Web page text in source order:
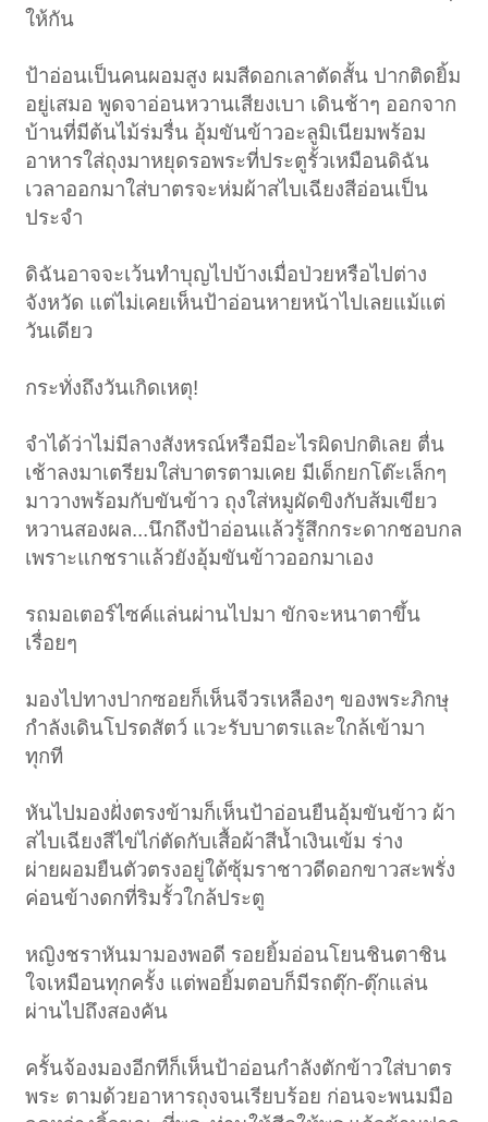
ให้กัน
ป้าอ่อนเป็นคนผอมสูง ผมสีดอกเลาตัดสั้น ปากติดยิ้ม
อยู่เสมอ พูดจาอ่อนหวานเสียงเบา เดินช้าๆ ออกจาก
บ้านที่มีต้นไม้ร่มรื่น อุ้มขันข้าวอะลูมิเนียมพร้อม
อาหารใส่ถุงมาหยุดรอพระที่ประตูรั้วเหมือนดิฉัน
เวลาออกมาใส่บาตรจะห่มผ้าสไบเฉียงสีอ่อนเป็น
ประจำ
ดิฉันอาจจะเว้นทำบุญไปบ้างเมื่อป่วยหรือไปต่าง
จังหวัด แต่ไม่เคยเห็นป้าอ่อนหายหน้าไปเลยแม้แต่
วันเดียว
กระทั่งถึงวันเกิดเหตุ!
จำได้ว่าไม่มีลางสังหรณ์หรือมีอะไรผิดปกติเลย ตื่น
เช้าลงมาเตรียมใส่บาตรตามเคย มีเด็กยกโต๊ะเล็กๆ
มาวางพร้อมกับขันข้าว ถุงใส่หมูผัดขิงกับส้มเขียว
หวานสองผล...นึกถึงป้าอ่อนแล้วรู้สึกกระดากชอบกล
เพราะแกชราแล้วยังอุ้มขันข้าวออกมาเอง
รถมอเตอร์ไซค์แล่นผ่านไปมา ขักจะหนาตาขึ้น
เรื่อยๆ
มองไปทางปากซอยก็เห็นจีวรเหลืองๆ ของพระภิกษุ
กำลังเดินโปรดสัตว์ แวะรับบาตรและใกล้เข้ามา
ทุกที
หันไปมองฝั่งตรงข้ามก็เห็นป้าอ่อนยืนอุ้มขันข้าว ผ้า
สไบเฉียงสีไข่ไก่ตัดกับเสื้อผ้าสีน้ำเงินเข้ม ร่าง
ผ่ายผอมยืนตัวตรงอยู่ใต้ซุ้มราชาวดีดอกขาวสะพรั่ง
ค่อนข้างดกที่ริมรั้วใกล้ประตู
หญิงชราหันมามองพอดี รอยยิ้มอ่อนโยนชินตาชิน
ใจเหมือนทุกครั้ง แต่พอยิ้มตอบก็มีรถตุ๊ก-ตุ๊กแล่น
ผ่านไปถึงสองคัน
ครั้นจ้องมองอีกทีก็เห็นป้าอ่อนกำลังตักข้าวใส่บาตร
พระ ตามด้วยอาหารถุงจนเรียบร้อย ก่อนจะพนมมือ